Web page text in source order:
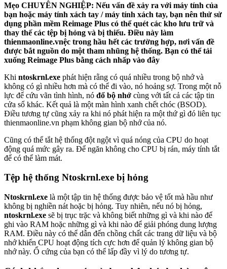
Mẹo CHUYÊN NGHIỆP: Nếu vấn đề xảy ra với máy tính của
bạn hoặc máy tính xách tay / máy tính xách tay, bạn nên thử sử
dụng phần mềm Reimage Plus có thể quét các kho lưu trữ và
thay thế các tệp bị hỏng và bị thiếu. Điều này làm
thienmaonline.vnệc trong hầu hết các trường hợp, nơi vấn đề
được bắt nguồn do một tham nhũng hệ thống. Bạn có thể tải
xuống Reimage Plus bằng cách nhấp vào đây
Khi ntoskrnl.exe phát hiện rằng có quá nhiều trong bộ nhớ và
không có gì nhiều hơn mà có thể đi vào, nó hoảng sợ. Trong một nỗ
lực để cứu vãn tình hình, nó đổ bộ nhớ cùng với tất cả các tập tin
cửa sổ khác. Kết quả là một màn hình xanh chết chóc (BSOD).
Điều tương tự cũng xảy ra khi nó phát hiện ra một thứ gì đó liên tục
thienmaonline.vn phạm không gian bộ nhớ của nó.
Cũng có thể tắt hệ thống đột ngột vì quá nóng của CPU do hoạt
động quá mức gây ra. Để ngăn không cho CPU bị rán, máy tính tắt
để có thể làm mát.
Tệp hệ thống Ntoskrnl.exe bị hỏng
Ntoskrnl.exe là một tập tin hệ thống được bảo vệ tốt mà hầu như
không bị nghiền nát hoặc bị hỏng. Tuy nhiên, nếu nó bị hỏng,
ntoskrnl.exe sẽ bị trục trặc và không biết những gì và khi nào để
ghi vào RAM hoặc những gì và khi nào để giải phóng dung lượng
RAM. Điều này có thể dẫn đến chồng chất các trang dữ liệu và bộ
nhớ khiến CPU hoạt động tích cực hơn để quản lý không gian bộ
nhớ này. Ổ cứng của bạn có thể lấp đầy vì lý do tương tự.